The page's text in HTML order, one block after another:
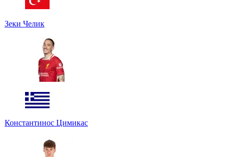
Зеки Челик
Константинос Цимикас